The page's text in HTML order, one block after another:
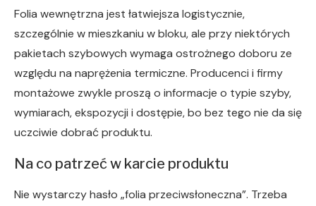
Folia wewnętrzna jest łatwiejsza logistycznie,
szczególnie w mieszkaniu w bloku, ale przy niektórych
pakietach szybowych wymaga ostrożnego doboru ze
względu na naprężenia termiczne. Producenci i firmy
montażowe zwykle proszą o informacje o typie szyby,
wymiarach, ekspozycji i dostępie, bo bez tego nie da się
uczciwie dobrać produktu.
Na co patrzeć w karcie produktu
Nie wystarczy hasło „folia przeciwsłoneczna”. Trzeba